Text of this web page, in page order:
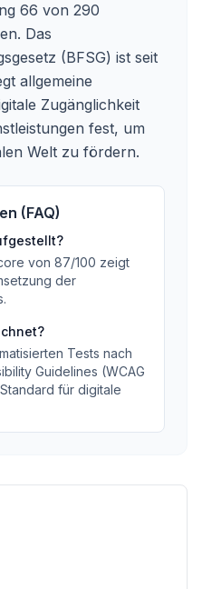
66 von 290
Das
(BFSG) ist seit
allgemeine
Zugänglichkeit
fest, um
Welt zu fördern.
(FAQ)
von 87/100 zeigt
der
.
Tests nach
Guidelines (WCAG
für digitale